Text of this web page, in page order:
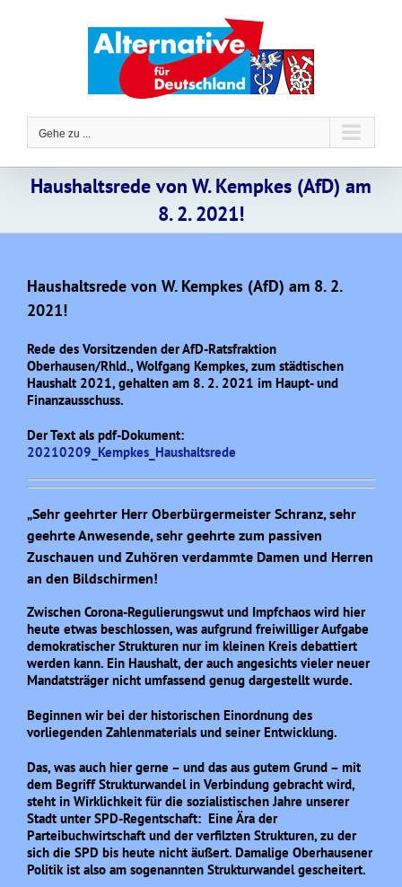
Gehe zu ...
Haushaltsrede von W. Kempkes (AfD) am
8. 2. 2021!
Haushaltsrede von W. Kempkes (AfD) am 8. 2.
2021!
Rede des Vorsitzenden der AfD-Ratsfraktion
Oberhausen/Rhld., Wolfgang Kempkes, zum städtischen
Haushalt 2021, gehalten am 8. 2. 2021 im Haupt- und
Finanzausschuss.
Der Text als pdf-Dokument:
20210209_Kempkes_Haushaltsrede
„Sehr geehrter Herr Oberbürgermeister Schranz, sehr
geehrte Anwesende, sehr geehrte zum passiven
Zuschauen und Zuhören verdammte Damen und Herren
an den Bildschirmen!
Zwischen Corona-Regulierungswut und Impfchaos wird hier
heute etwas beschlossen, was aufgrund freiwilliger Aufgabe
demokratischer Strukturen nur im kleinen Kreis debattiert
werden kann. Ein Haushalt, der auch angesichts vieler neuer
Mandatsträger nicht umfassend genug dargestellt wurde.
Beginnen wir bei der historischen Einordnung des
vorliegenden Zahlenmaterials und seiner Entwicklung.
Das, was auch hier gerne – und das aus gutem Grund – mit
dem Begriff Strukturwandel in Verbindung gebracht wird,
steht in Wirklichkeit für die sozialistischen Jahre unserer
Stadt unter SPD-Regentschaft: Eine Ära der
Parteibuchwirtschaft und der verfilzten Strukturen, zu der
sich die SPD bis heute nicht äußert. Damalige Oberhausener
Politik ist also am sogenannten Strukturwandel gescheitert.